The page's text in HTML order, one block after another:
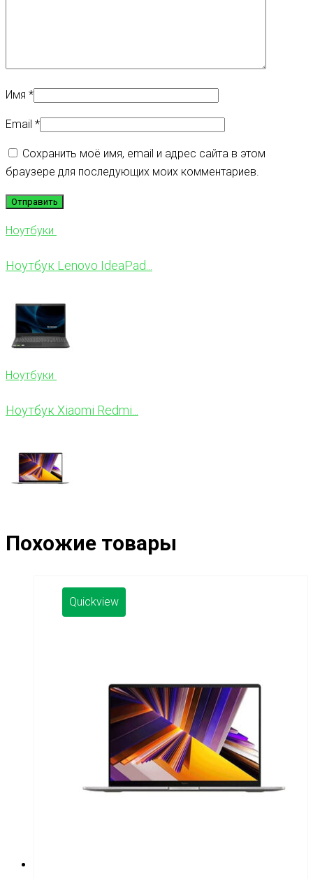
Имя *
Email *
Сохранить моё имя, email и адрес сайта в этом
браузере для последующих моих комментариев.
Ноутбуки
Ноутбук Lenovo IdeaPad...
Ноутбуки
Ноутбук Xiaomi Redmi...
Похожие товары
Quickview